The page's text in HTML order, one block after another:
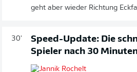
geht aber wieder Richtung
30'
Speed-Update: Die
Spieler nach 30